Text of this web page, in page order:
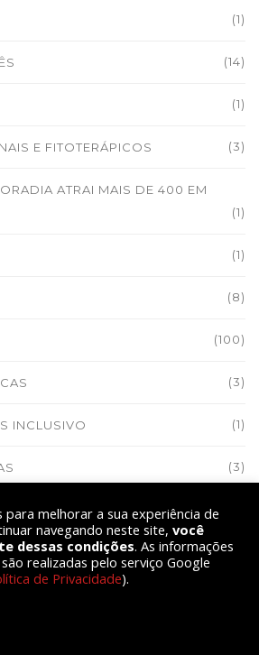
(1)
(14)
(1)
E FITOTERÁPICOS (3)
ATRAI MAIS DE 400 EM
(1)
(1)
(8)
(100)
(3)
INCLUSIVO (1)
(3)
(1)
para melhorar a sua experiência de
navegando neste site, você
dessas condições. As informações
realizadas pelo serviço Google
de Privacidade).